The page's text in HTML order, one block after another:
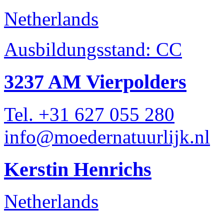
Netherlands
Ausbildungsstand: CC
3237 AM Vierpolders
Tel. +31 627 055 280
info@moedernatuurlijk.nl
Kerstin Henrichs
Netherlands